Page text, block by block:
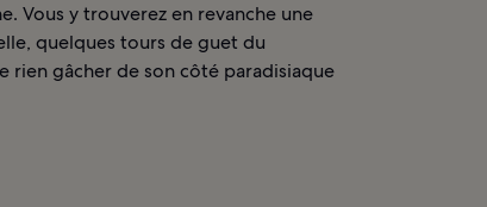
Vous y trouverez en revanche une
quelques tours de guet du
rien gâcher de son côté paradisiaque